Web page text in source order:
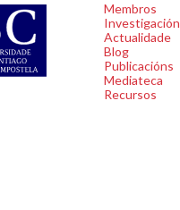
Membros
Investigación
Actualidade
Blog
Publicacións
Mediateca
Recursos